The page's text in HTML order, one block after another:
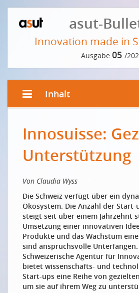
asut-
Innovation made in
Ausgabe 05 /
Inhalt
Innovation braucht Mut
L'innovation demande du courage
INNOVATION MADE IN
Innovation als Tradition – Vorwort
Die Schweizer ICT-Start-up-Szene
Innovationsweltmeister heute –
HERR DOBLER, GIBT ES EIN
Wichtig ist der Austausch mit
INTERVIEW MIT EINEM BUSINESS
Ein bisschen Innovation genügt
Innosuisse:
Unterstützung
Von Claudia Wyss
Die Schweiz verfügt über ein
Ökosystem. Die Anzahl der
steigt seit über einem Jahrzehnt
Umsetzung einer innovativen
Produkte und das Wachstum
sind anspruchsvolle
Schweizerische Agentur für
bietet wissenschafts- und
Start-ups eine Reihe von
um sie auf ihrem Weg zu